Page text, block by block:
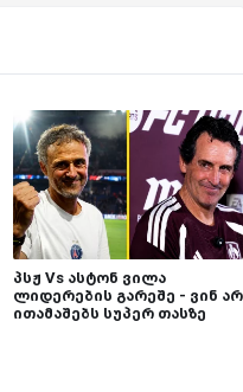
პსჟ Vs ასტონ ვილა
ლიდერების გარეშე - ვინ არ
ითამაშებს სუპერ თასზე